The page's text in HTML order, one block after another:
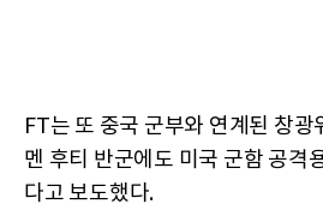
FT는 또 중국 군부와 연계된 창광
멘 후티 반군에도 미국 군함 공격
다고 보도했다.